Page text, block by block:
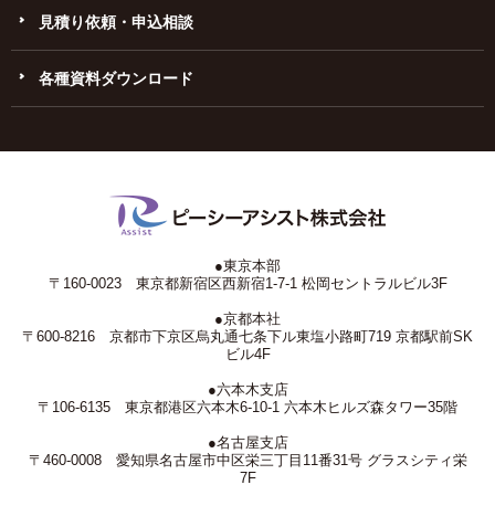
見積り依頼・申込相談
各種資料ダウンロード
●東京本部
〒160-0023 東京都新宿区西新宿1-7-1 松岡セントラルビル3F
●京都本社
〒600-8216 京都市下京区烏丸通七条下ル東塩小路町719 京都駅前SK
ビル4F
●六本木支店
〒106-6135 東京都港区六本木6-10-1 六本木ヒルズ森タワー35階
●名古屋支店
〒460-0008 愛知県名古屋市中区栄三丁目11番31号 グラスシティ栄
7F